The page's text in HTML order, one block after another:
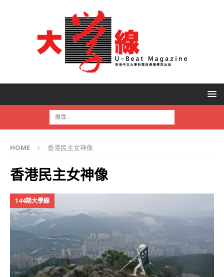
HOME 香港民主女神像
香港民主女神像
144期大學線